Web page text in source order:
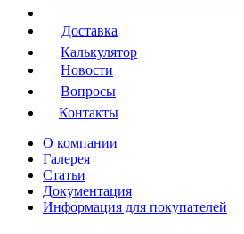
Доставка
Калькулятор
Новости
Вопросы
Контакты
О компании
Галерея
Статьи
Документация
Информация для покупателей